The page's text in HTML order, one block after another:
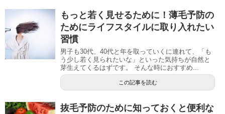
もっと若く見せるために！薄毛予防の
ためにライフスタイルに取り入れたい
習慣
男子も30代、40代と年を取っていくに連れて、「も
う少し若く見られたいな」といった気持ちが自然と
芽生えてくるはずです。 そんな時におすすめ...
この記事を読む
抜毛予防のために知っておくと便利な